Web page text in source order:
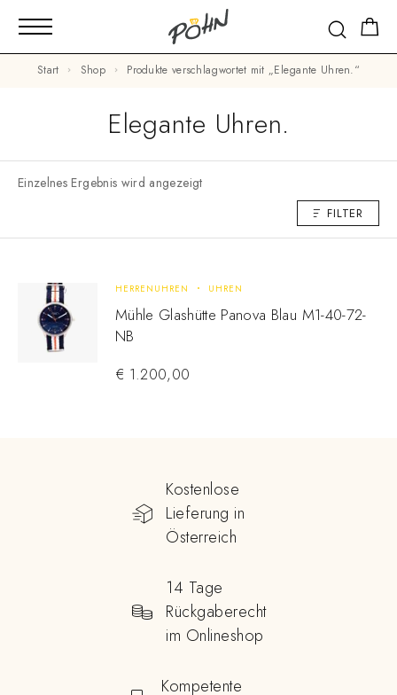
Start Shop Produkte verschlagwortet mit „Elegante Uhren.“
Elegante Uhren.
Einzelnes Ergebnis wird angezeigt
FILTER
HERRENUHREN UHREN
Mühle Glashütte Panova Blau M1-40-72-
NB
€ 1.200,00
Kostenlose
Lieferung in
Österreich
14 Tage
Rückgaberecht
im Onlineshop
Kompetente